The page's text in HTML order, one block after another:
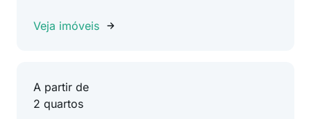
Veja imóveis
A partir de
2 quartos